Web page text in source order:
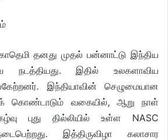
தனது முதல் பன்னாட்டு இந்திய
நடத்தியது. இதில் உலகளாவிய
இந்தியாவின் செழுமையான
கொண்டாடும் வகையில், ஆறு நாள்
புது தில்லியில் உள்ள NASC
இத்திருவிழா கலாசார